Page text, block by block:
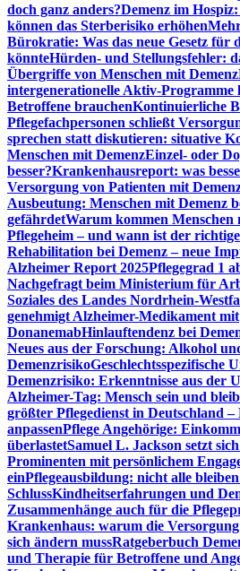
doch ganz anders?Demenz im
können das Sterberisiko erhöhen
Bürokratie: Was das neue Gesetz für
könnteHürden- und Stellungsfehler:
Übergriffe von Menschen mit Demenz
intergenerationelle Aktiv-Programme
Betroffene brauchenKontinuierliche
Pflegefachpersonen schließt
sprechen statt diskutieren: situative
Menschen mit DemenzEinzel- oder
besser?Krankenhausreport: was
Versorgung von Patienten mit
Ausbeutung: Menschen mit Demenz
gefährdetWarum kommen Menschen
Pflegeheim – und wann ist der
Rehabilitation bei Demenz – neue
Alzheimer Report 2025Pflegegrad 1
Nachgefragt beim Ministerium für
Soziales des Landes Nordrhein-
genehmigt Alzheimer-Medikament mit
DonanemabHinlauftendenz bei
Neues aus der Forschung: Alkohol
DemenzrisikoGeschlechtsspezifische
Demenzrisiko: Erkenntnisse aus der
Alzheimer-Tag: Mensch sein und
größter Pflegedienst in Deutschland
anpassenPflege Angehörige:
überlastetSamuel L. Jackson setzt
Prominenten mit persönlichem
einPflegeausbildung: nicht alle
SchlussKindheitserfahrungen und
Zusammenhänge auch für die
Krankenhaus: warum die
sich ändern mussRatgeberbuch
und Therapie für Betroffene und